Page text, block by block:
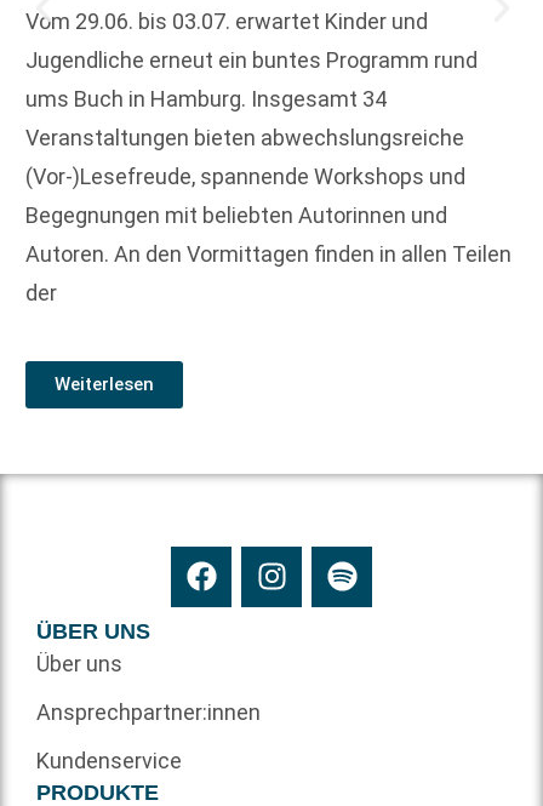
Vom 29.06. bis 03.07. erwartet Kinder und
Jugendliche erneut ein buntes Programm rund
ums Buch in Hamburg. Insgesamt 34
Veranstaltungen bieten abwechslungsreiche
(Vor-)Lesefreude, spannende Workshops und
Begegnungen mit beliebten Autorinnen und
Autoren. An den Vormittagen finden in allen Teilen
der
Weiterlesen
ÜBER UNS
Über uns
Ansprechpartner:innen
Kundenservice
PRODUKTE